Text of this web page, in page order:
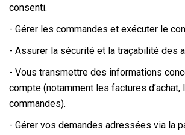
consenti.
- Gérer les commandes et exécuter le
- Assurer la sécurité et la traçabilité des
- Vous transmettre des informations
compte (notamment les factures d’achat,
commandes).
- Gérer vos demandes adressées via la